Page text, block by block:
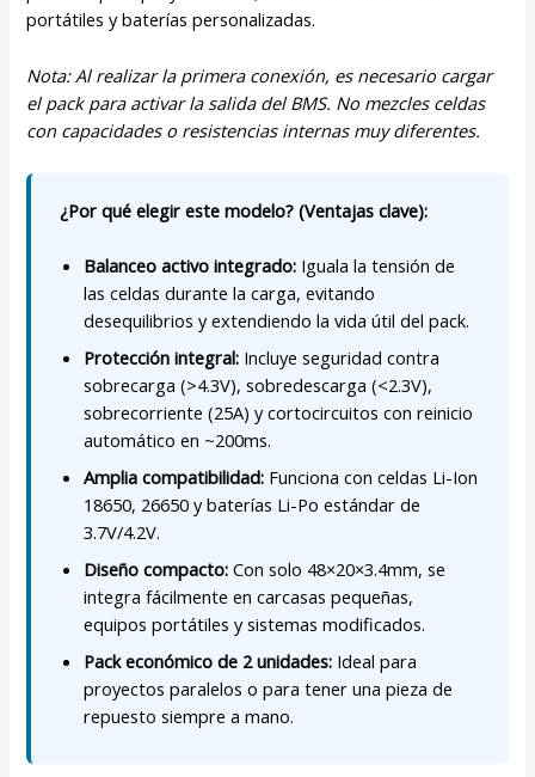
portátiles y baterías personalizadas.
Nota: Al realizar la primera conexión, es necesario cargar
el pack para activar la salida del BMS. No mezcles celdas
con capacidades o resistencias internas muy diferentes.
¿Por qué elegir este modelo? (Ventajas clave):
Balanceo activo integrado: Iguala la tensión de
las celdas durante la carga, evitando
desequilibrios y extendiendo la vida útil del pack.
Protección integral: Incluye seguridad contra
sobrecarga (>4.3V), sobredescarga (<2.3V),
sobrecorriente (25A) y cortocircuitos con reinicio
automático en ~200ms.
Amplia compatibilidad: Funciona con celdas Li-Ion
18650, 26650 y baterías Li-Po estándar de
3.7V/4.2V.
Diseño compacto: Con solo 48×20×3.4mm, se
integra fácilmente en carcasas pequeñas,
equipos portátiles y sistemas modificados.
Pack económico de 2 unidades: Ideal para
proyectos paralelos o para tener una pieza de
repuesto siempre a mano.